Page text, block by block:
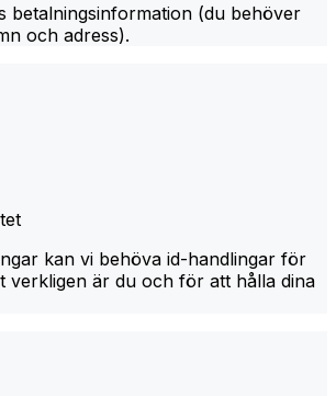
betalningsinformation (du behöver
och adress).
kan vi behöva id-handlingar för
verkligen är du och för att hålla dina